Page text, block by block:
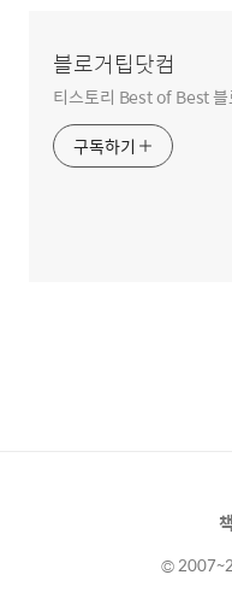
블로거팁닷컴
티스토리 Best of Best 블
구독하기
©